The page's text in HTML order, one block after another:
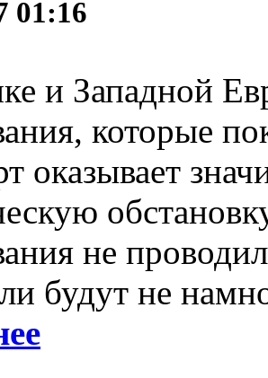
01:16
и Западной
которые
оказывает
не
будут не